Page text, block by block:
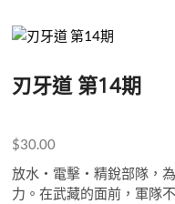
刃牙道 第14期
$30.00
放水・電擊・精銳部隊，
力。在武藏的面前，軍隊